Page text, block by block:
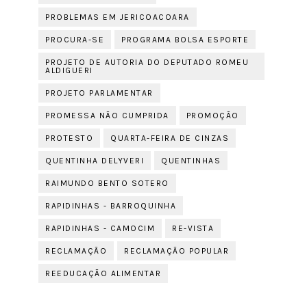
PROBLEMAS EM JERICOACOARA
PROCURA-SE PROGRAMA BOLSA ESPORTE
PROJETO DE AUTORIA DO DEPUTADO ROMEU
ALDIGUERI
PROJETO PARLAMENTAR
PROMESSA NÃO CUMPRIDA PROMOÇÃO
PROTESTO QUARTA-FEIRA DE CINZAS
QUENTINHA DELYVERI QUENTINHAS
RAIMUNDO BENTO SOTERO
RAPIDINHAS - BARROQUINHA
RAPIDINHAS - CAMOCIM RE-VISTA
RECLAMAÇÃO RECLAMAÇÃO POPULAR
REEDUCAÇÃO ALIMENTAR